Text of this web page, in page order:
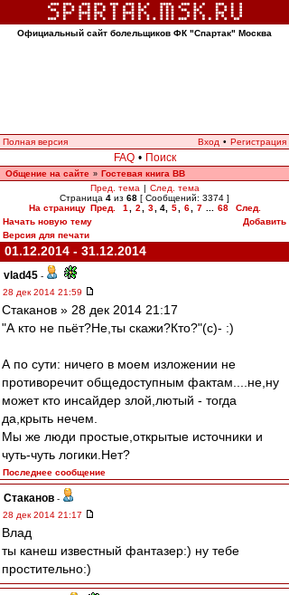
Официальный сайт болельщиков ФК "Спартак" Москва
Полная версия Вход • Регистрация
FAQ • Поиск
Общение на сайте » Гостевая книга ВВ
Пред. тема | След. тема
Страница 4 из 68 [ Сообщений: 3374 ]
На страницу Пред. 1 2 3 4, 5 6 7 68
След.
Начать новую тему
Добавить
Версия для печати
01.12.2014 - 31.12.2014
vlad45 -
28 дек 2014 21:59
Cтаканов » 28 дек 2014 21:17
"А кто не пьёт?Не,ты скажи?Кто?"(с)- :)
А по сути: ничего в моем изложении не
противоречит общедоступным фактам....не,ну
может кто инсайдер злой,лютый - тогда
да,крыть нечем.
Мы же люди простые,открытые источники и
чуть-чуть логики.Нет?
Последнее сообщение
Cтаканов -
28 дек 2014 21:17
Влад
ты канеш известный фантазер:) ну тебе
простительно:)